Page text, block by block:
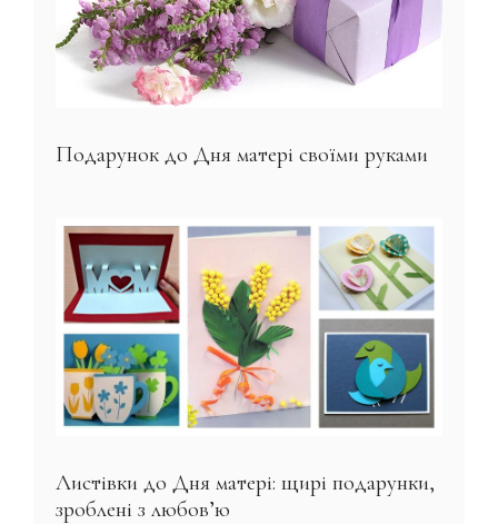
Подарунок до Дня матері своїми руками
Листівки до Дня матері: щирі подарунки,
зроблені з любов’ю